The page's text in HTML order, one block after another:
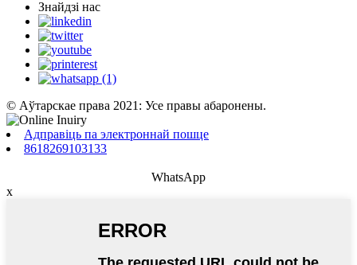
Знайдзі нас
© Аўтарскае права 2021: Усе правы абаронены.
Адправіць па электроннай пошце
8618269103133
WhatsApp
x